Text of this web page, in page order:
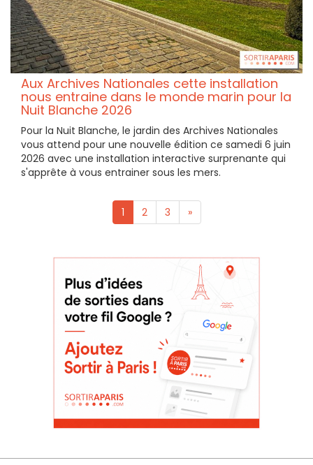
Aux Archives Nationales cette installation
nous entraine dans le monde marin pour la
Nuit Blanche 2026
Pour la Nuit Blanche, le jardin des Archives Nationales
vous attend pour une nouvelle édition ce samedi 6 juin
2026 avec une installation interactive surprenante qui
s'apprête à vous entrainer sous les mers.
1 2 3 »